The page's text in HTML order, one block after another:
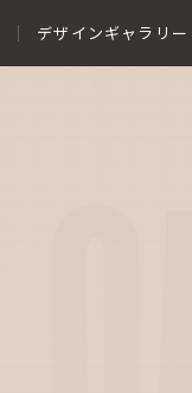
デザインギャラリー